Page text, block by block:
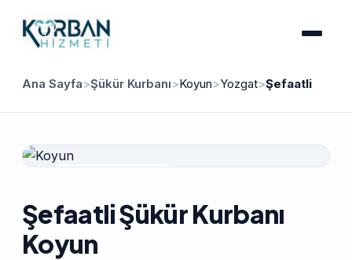
Ana Sayfa>Şükür Kurbanı>Koyun>Yozgat>Şefaatli
Şefaatli Şükür Kurbanı
Koyun